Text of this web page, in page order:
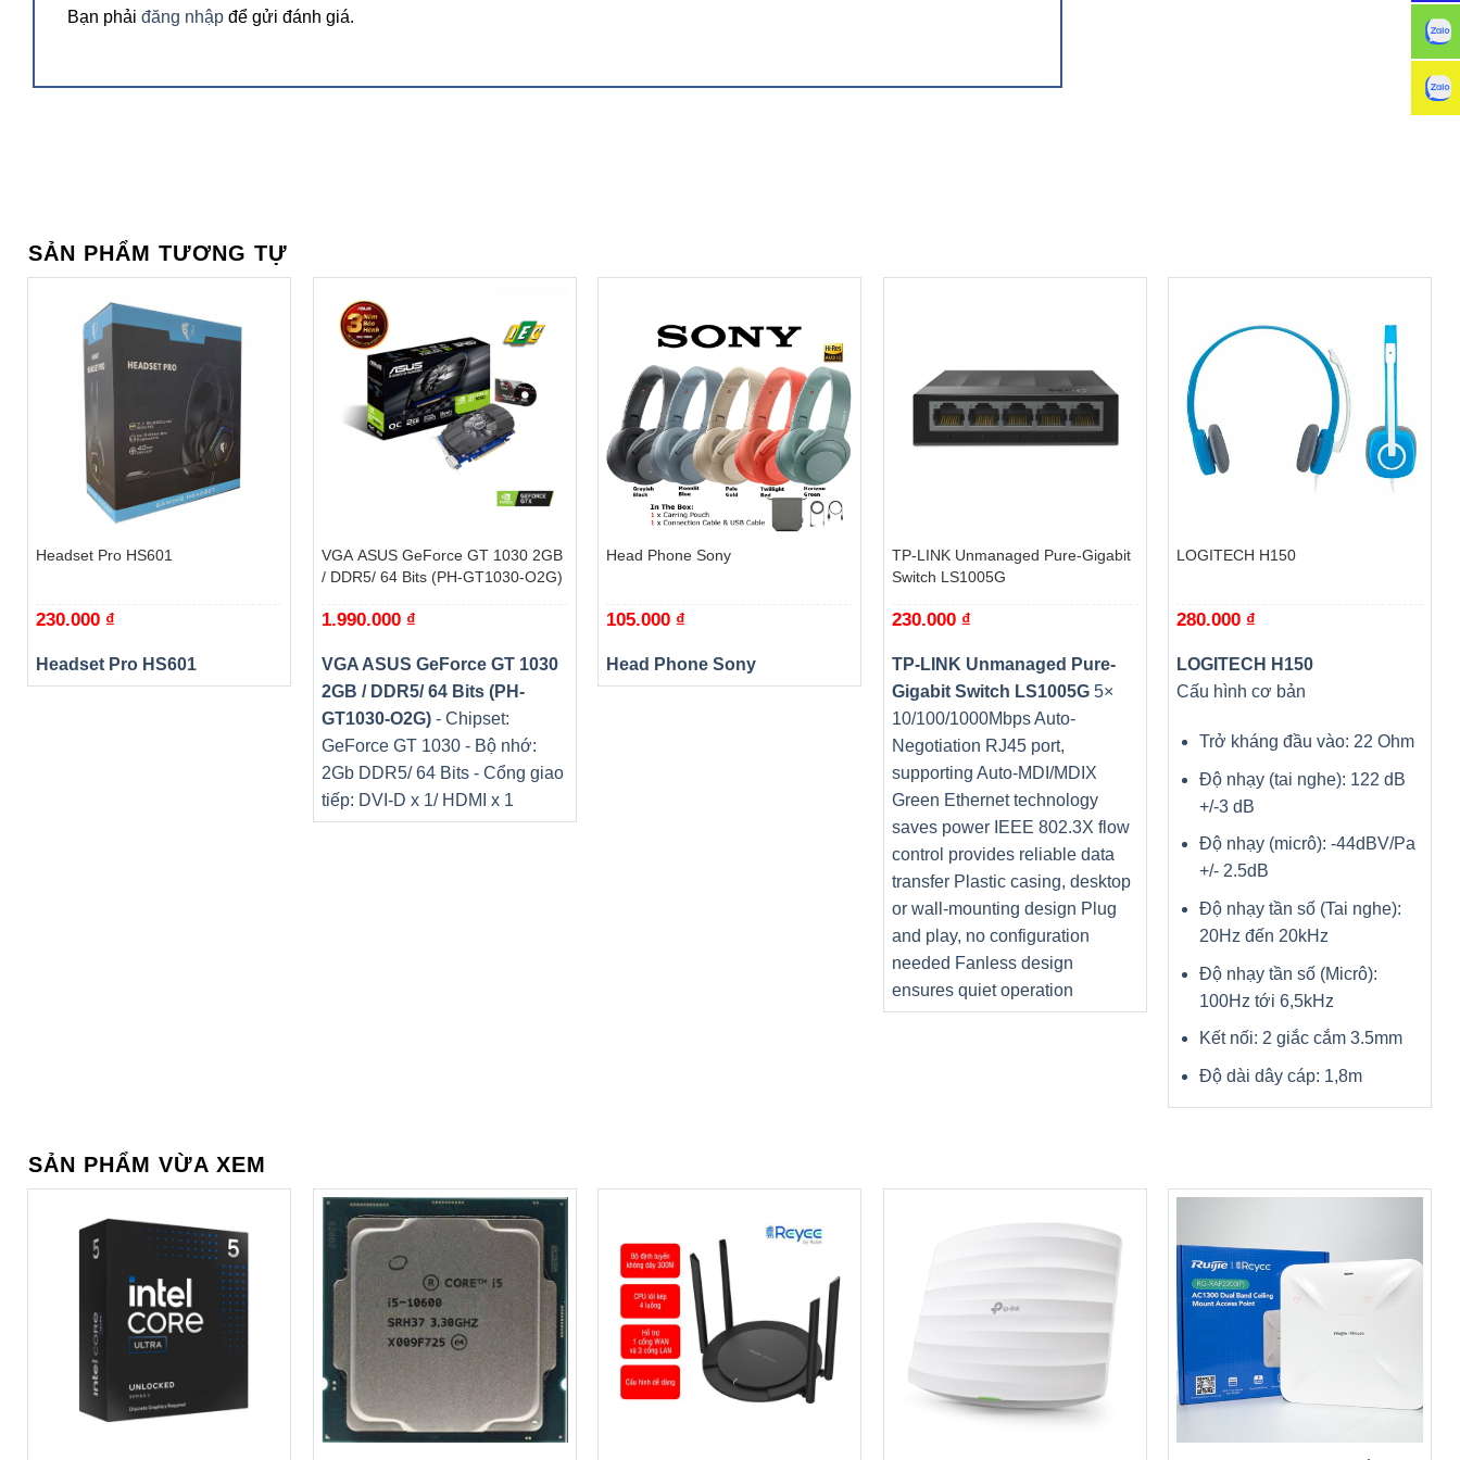
Màu sơn xám lạnh như thép lại được in nổi Logo rồng sáng bóng trên vỏ tạo ấn tượng mạnh mẽ đối với các Gamer. Phần nắp lưng
nhựa cũng được phủ một lớp nhám để hạn chế bám vân tay lên nắp máy nhất có thể.Tuy rằng sử dụng nhựa làm vật liệu, nhưng tổng
Bạn phải đăng nhập để gửi đánh giá.
SẢN PHẨM TƯƠNG TỰ
Headset Pro HS601
230.000 ₫
Headset Pro HS601
VGA ASUS GeForce GT 1030 2GB
/ DDR5/ 64 Bits (PH-GT1030-O2G)
1.990.000 ₫
VGA ASUS GeForce GT 1030
2GB / DDR5/ 64 Bits (PH-
GT1030-O2G)- Chipset:
GeForce GT 1030 - Bộ nhớ:
2Gb DDR5/ 64 Bits - Cổng giao
tiếp: DVI-D x 1/ HDMI x 1
Head Phone Sony
105.000 ₫
Head Phone Sony
TP-LINK Unmanaged Pure-Gigabit
Switch LS1005G
230.000 ₫
TP-LINK Unmanaged Pure-
Gigabit Switch LS1005G5×
10/100/1000Mbps Auto-
Negotiation RJ45 port,
supporting Auto-MDI/MDIX
Green Ethernet technology
saves power IEEE 802.3X flow
control provides reliable data
transfer Plastic casing, desktop
or wall-mounting design Plug
and play, no configuration
needed Fanless design
ensures quiet operation
LOGITECH H150
280.000 ₫
LOGITECH H150
Cấu hình cơ bản
Trở kháng đầu vào: 22 Ohm
Độ nhạy (tai nghe): 122 dB
+/-3 dB
Độ nhạy (micrô): -44dBV/Pa
+/- 2.5dB
Độ nhạy tần số (Tai nghe):
20Hz đến 20kHz
Độ nhạy tần số (Micrô):
100Hz tới 6,5kHz
Kết nối: 2 giắc cắm 3.5mm
Độ dài dây cáp: 1,8m
SẢN PHẨM VỪA XEM
+